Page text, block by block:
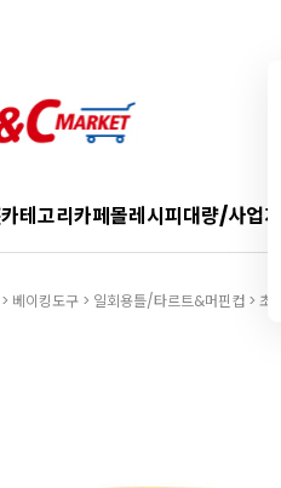
카테고리카페몰레시피대량/사업자
> 베이킹도구 > 일회용틀/타르트&머핀컵 > 초